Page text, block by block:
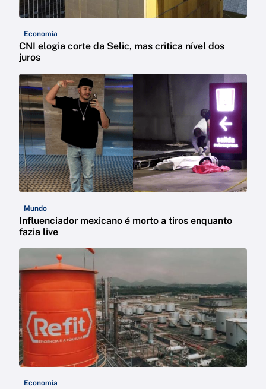
Economia
CNI elogia corte da Selic, mas critica nível dos
juros
Mundo
Influenciador mexicano é morto a tiros enquanto
fazia live
Economia